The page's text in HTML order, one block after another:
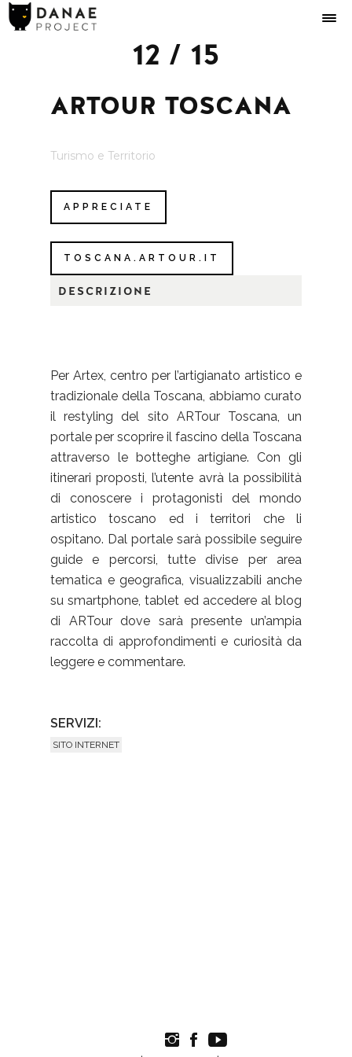
12 / 15
ARTOUR TOSCANA
Turismo e Territorio
APPRECIATE
TOSCANA.ARTOUR.IT
DESCRIZIONE
Per Artex, centro per l’artigianato artistico e
tradizionale della Toscana, abbiamo curato
il restyling del sito ARTour Toscana, un
portale per scoprire il fascino della Toscana
attraverso le botteghe artigiane. Con gli
itinerari proposti, l’utente avrà la possibilità
di conoscere i protagonisti del mondo
artistico toscano ed i territori che li
ospitano. Dal portale sarà possibile seguire
guide e percorsi, tutte divise per area
tematica e geografica, visualizzabili anche
su smartphone, tablet ed accedere al blog
di ARTour dove sarà presente un’ampia
raccolta di approfondimenti e curiosità da
leggere e commentare.
SERVIZI:
SITO INTERNET